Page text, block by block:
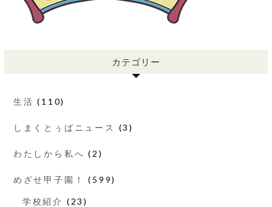
カテゴリー
生活 (110)
しまくとぅばニュース (3)
わたしから私へ (2)
めざせ甲子園！ (599)
学校紹介 (23)